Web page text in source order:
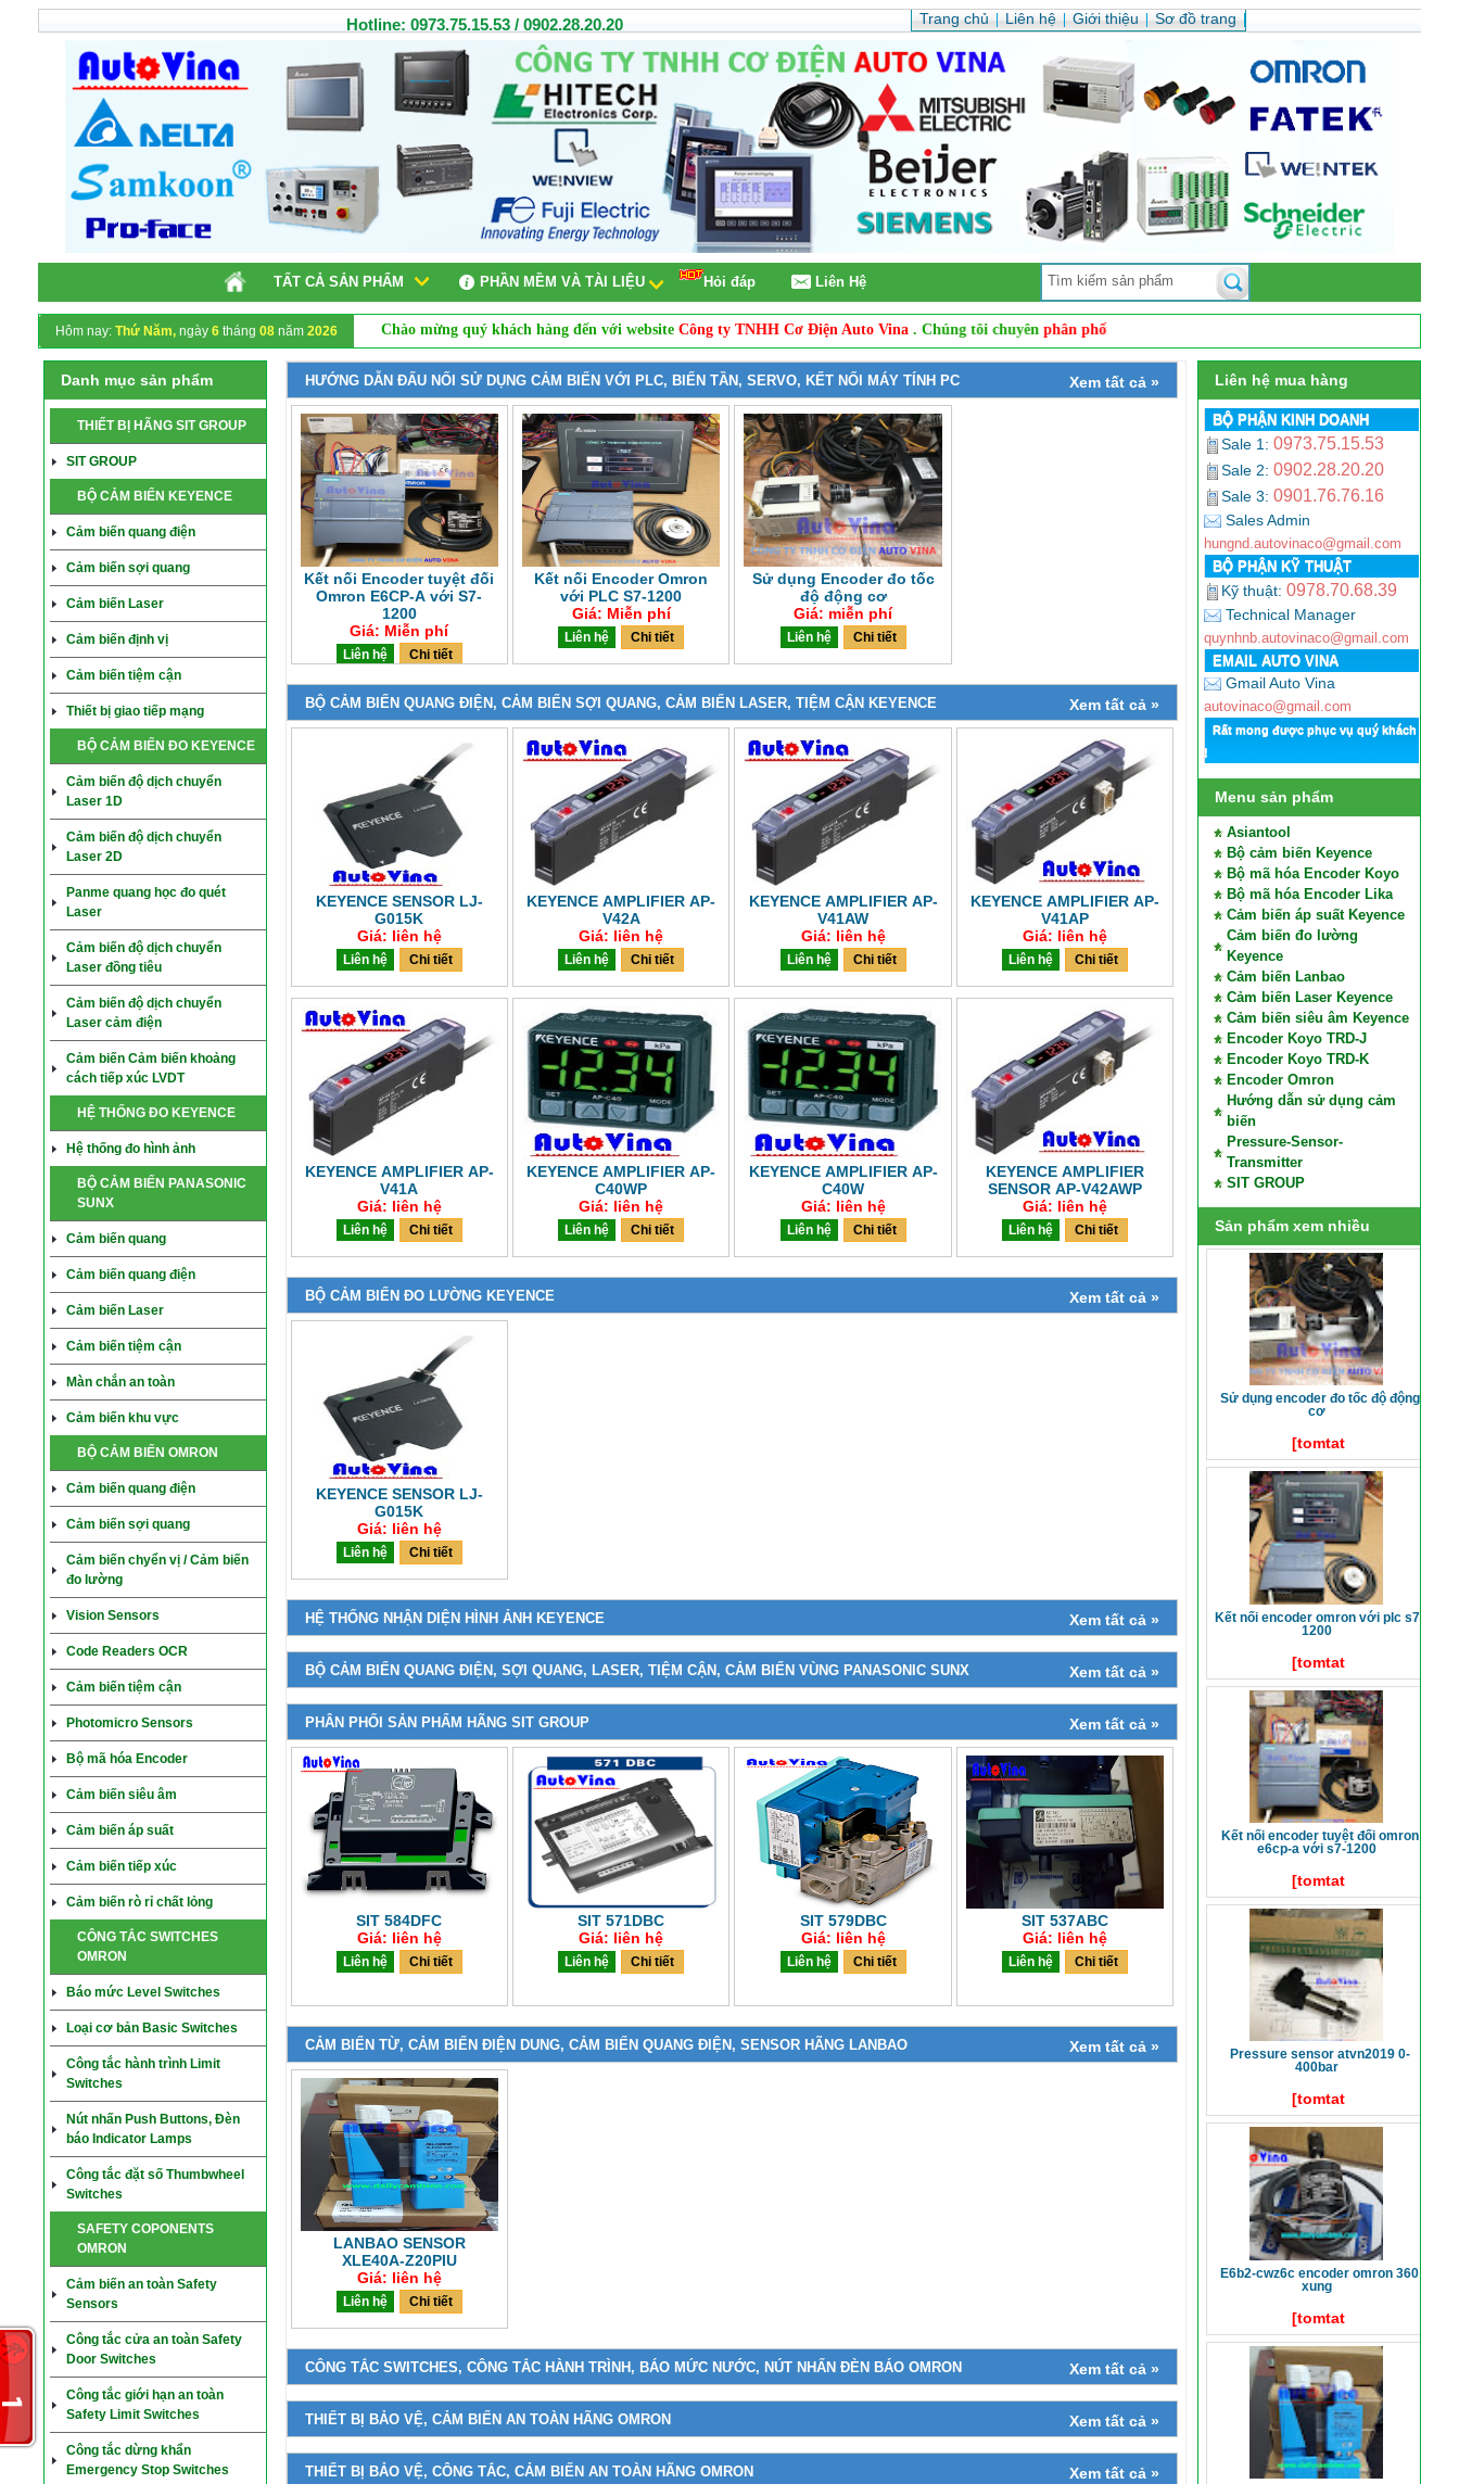
Hotline: 0973.75.15.53 / 0902.28.20.20 Trang chủ Liên hệ Giới thiệu Sơ đồ trang
TẤT CẢ SẢN PHẨM PHẦN MỀM VÀ TÀI LIỆU Hỏi đáp Liên Hệ
Hôm nay: Thứ Năm, ngày 6tháng 08năm 2026Chào mừng quý khách hàng đến với website Công ty TNHH Cơ Điện Auto Vina. Chúng tôi chuyênphân phối sản phẩm cảm biến công nghiệp, cảm biến quang, cảm
Danh mục sản phẩm
THIẾT BỊ HÃNG SIT GROUP
SIT GROUP
BỘ CẢM BIẾN KEYENCE
Cảm biến quang điện
Cảm biến sợi quang
Cảm biến Laser
Cảm biến định vị
Cảm biến tiệm cận
Thiết bị giao tiếp mạng
BỘ CẢM BIẾN ĐO KEYENCE
Cảm biến độ dịch chuyển
Laser 1D
Cảm biến độ dịch chuyển
Laser 2D
Panme quang học đo quét
Laser
Cảm biến độ dịch chuyển
Laser đồng tiêu
Cảm biến độ dịch chuyển
Laser cảm điện
Cảm biến Cảm biến khoảng
cách tiếp xúc LVDT
HỆ THỐNG ĐO KEYENCE
Hệ thống đo hình ảnh
BỘ CẢM BIẾN PANASONIC
SUNX
Cảm biến quang
Cảm biến quang điện
Cảm biến Laser
Cảm biến tiệm cận
Màn chắn an toàn
Cảm biến khu vực
BỘ CẢM BIẾN OMRON
Cảm biến quang điện
Cảm biến sợi quang
Cảm biến chyển vị / Cảm biến
đo lường
Vision Sensors
Code Readers OCR
Cảm biến tiệm cận
Photomicro Sensors
Bộ mã hóa Encoder
Cảm biến siêu âm
Cảm biến áp suất
Cảm biến tiếp xúc
Cảm biến rò rỉ chất lỏng
CÔNG TẮC SWITCHES
OMRON
Báo mức Level Switches
Loại cơ bản Basic Switches
Công tắc hành trình Limit
Switches
Nút nhấn Push Buttons, Đèn
báo Indicator Lamps
Công tắc đặt số Thumbwheel
Switches
SAFETY COPONENTS
OMRON
Cảm biến an toàn Safety
Sensors
Công tắc cửa an toàn Safety
Door Switches
Công tắc giới hạn an toàn
Safety Limit Switches
Công tắc dừng khẩn
Emergency Stop Switches
Liên hệ mua hàng
BỘ PHẬN KINH DOANH
Sale 1:0973.75.15.53
Sale 2:0902.28.20.20
Sale 3:0901.76.76.16
Sales Admin
hungnd.autovinaco@gmail.com
BỘ PHẬN KỸ THUẬT
Kỹ thuật:0978.70.68.39
Technical Manager
quynhnb.autovinaco@gmail.com
EMAIL AUTO VINA
Gmail Auto Vina
autovinaco@gmail.com
Rất mong được phục vụ quý khách
!
Menu sản phẩm
Asiantool
Bộ cảm biến Keyence
Bộ mã hóa Encoder Koyo
Bộ mã hóa Encoder Lika
Cảm biến áp suất Keyence
Cảm biến đo lường
Keyence
Cảm biến Lanbao
Cảm biến Laser Keyence
Cảm biến siêu âm Keyence
Encoder Koyo TRD-J
Encoder Koyo TRD-K
Encoder Omron
Hướng dẫn sử dụng cảm
biến
Pressure-Sensor-
Transmitter
SIT GROUP
Sản phẩm xem nhiều
sử dụng encoder đo tốc độ động
cơ
[tomtat
kết nối encoder omron với plc s7-
1200
[tomtat
kết nối encoder tuyệt đối omron
e6cp-a với s7-1200
[tomtat
pressure sensor atvn2019 0-
400bar
[tomtat
e6b2-cwz6c encoder omron 360
xung
[tomtat
HƯỚNG DẪN ĐẤU NỐI SỬ DỤNG CẢM BIẾN VỚI PLC, BIẾN TẦN, SERVO, KẾT NỐI MÁY TÍNH PC
Kết nối Encoder tuyệt đối
Omron E6CP-A với S7-
1200
Giá: Miễn phí
Liên hệ Chi tiết
Kết nối Encoder Omron
với PLC S7-1200
Giá: Miễn phí
Liên hệ Chi tiết
Sử dụng Encoder đo tốc
độ động cơ
Giá: miễn phí
Liên hệ Chi tiết
Xem tất cả »
BỘ CẢM BIẾN QUANG ĐIỆN, CẢM BIẾN SỢI QUANG, CẢM BIẾN LASER, TIỆM CẬN KEYENCE
KEYENCE SENSOR LJ-
G015K
Giá: liên hệ
Liên hệ Chi tiết
KEYENCE AMPLIFIER AP-
V42A
Giá: liên hệ
Liên hệ Chi tiết
KEYENCE AMPLIFIER AP-
V41AW
Giá: liên hệ
Liên hệ Chi tiết
KEYENCE AMPLIFIER AP-
V41AP
Giá: liên hệ
Liên hệ Chi tiết
KEYENCE AMPLIFIER AP-
V41A
Giá: liên hệ
Liên hệ Chi tiết
KEYENCE AMPLIFIER AP-
C40WP
Giá: liên hệ
Liên hệ Chi tiết
KEYENCE AMPLIFIER AP-
C40W
Giá: liên hệ
Liên hệ Chi tiết
KEYENCE AMPLIFIER
SENSOR AP-V42AWP
Giá: liên hệ
Liên hệ Chi tiết
Xem tất cả »
BỘ CẢM BIẾN ĐO LƯỜNG KEYENCE
KEYENCE SENSOR LJ-
G015K
Giá: liên hệ
Liên hệ Chi tiết
Xem tất cả »
HỆ THỐNG NHẬN DIỆN HÌNH ẢNH KEYENCE Xem tất cả »
BỘ CẢM BIẾN QUANG ĐIỆN, SỢI QUANG, LASER, TIỆM CẬN, CẢM BIẾN VÙNG PANASONIC SUNX Xem tất cả »
PHÂN PHỐI SẢN PHẨM HÃNG SIT GROUP
SIT 584DFC
Giá: liên hệ
Liên hệ Chi tiết
SIT 571DBC
Giá: liên hệ
Liên hệ Chi tiết
SIT 579DBC
Giá: liên hệ
Liên hệ Chi tiết
SIT 537ABC
Giá: liên hệ
Liên hệ Chi tiết
Xem tất cả »
CẢM BIẾN TỪ, CẢM BIẾN ĐIỆN DUNG, CẢM BIẾN QUANG ĐIỆN, SENSOR HÃNG LANBAO
LANBAO SENSOR
XLE40A-Z20PIU
Giá: liên hệ
Liên hệ Chi tiết
Xem tất cả »
CÔNG TẮC SWITCHES, CÔNG TẮC HÀNH TRÌNH, BÁO MỨC NƯỚC, NÚT NHẤN ĐÈN BÁO OMRON Xem tất cả »
THIẾT BỊ BẢO VỆ, CẢM BIẾN AN TOÀN HÃNG OMRON Xem tất cả »
THIẾT BỊ BẢO VỆ, CÔNG TẮC, CẢM BIẾN AN TOÀN HÃNG OMRON Xem tất cả »